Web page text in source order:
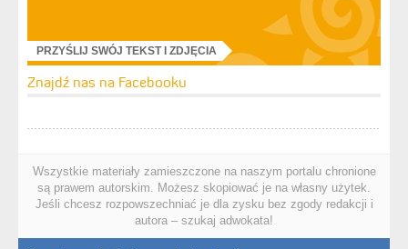
PRZYŚLIJ SWÓJ TEKST I ZDJĘCIA
Znajdź nas na Facebooku
Wszystkie materiały zamieszczone na naszym portalu chronione
są prawem autorskim. Możesz skopiować je na własny użytek.
Jeśli chcesz rozpowszechniać je dla zysku bez zgody redakcji i
autora – szukaj adwokata!